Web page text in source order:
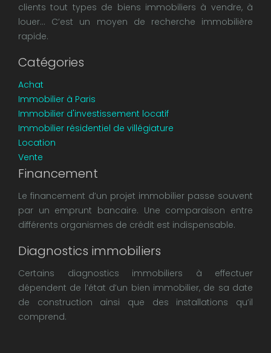
clients tout types de biens immobiliers à vendre, à
louer… C’est un moyen de recherche immobilière
rapide.
Catégories
Achat
Immobilier à Paris
Immobilier d'investissement locatif
Immobilier résidentiel de villégiature
Location
Vente
Financement
Le financement d’un projet immobilier passe souvent
par un emprunt bancaire. Une comparaison entre
différents organismes de crédit est indispensable.
Diagnostics immobiliers
Certains diagnostics immobiliers à effectuer
dépendent de l’état d’un bien immobilier, de sa date
de construction ainsi que des installations qu’il
comprend.